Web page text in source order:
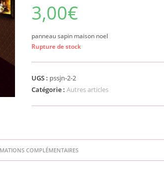
3,00€
panneau sapin maison noel
Rupture de stock
UGS : pssjn-2-2
Catégorie :Autres articles
COMPLÉMENTAIRES